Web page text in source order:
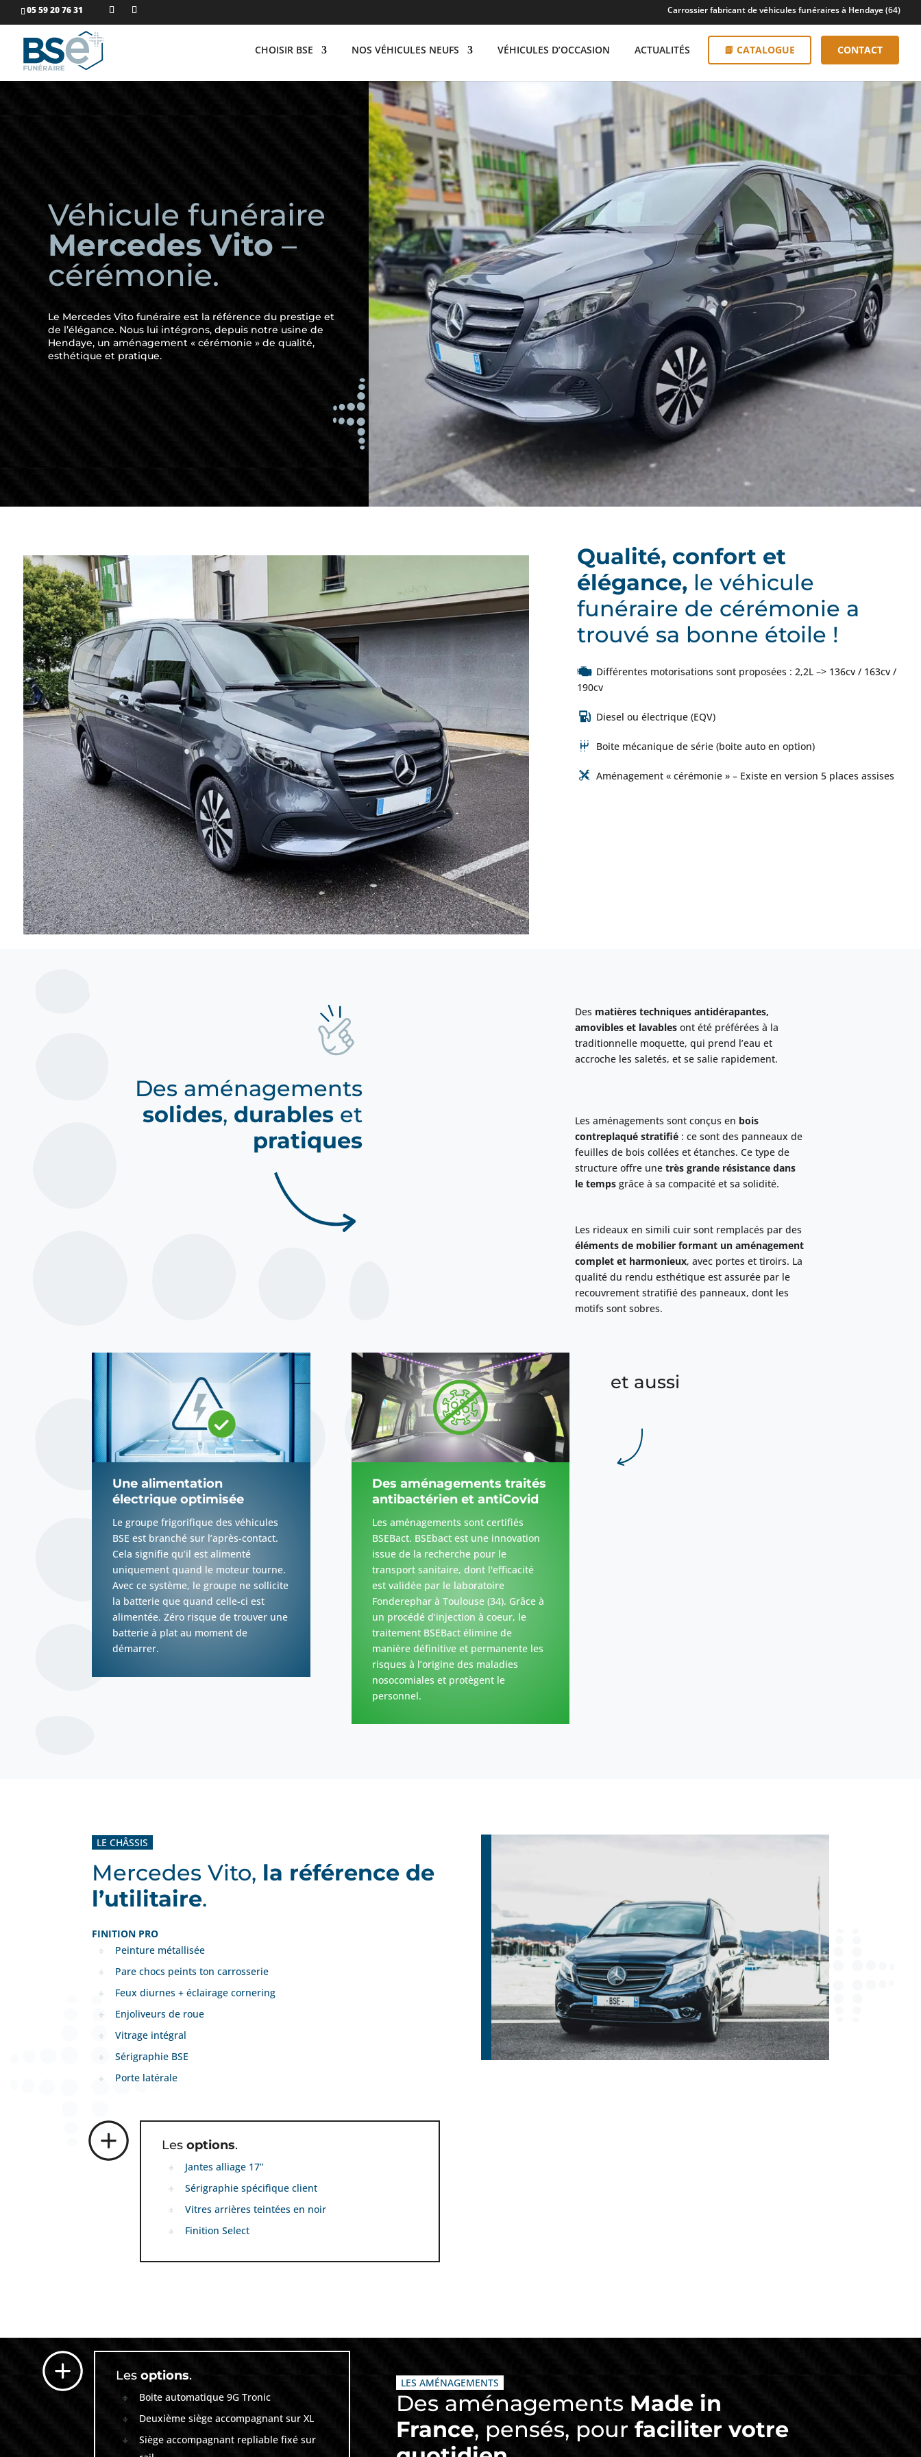
05 59 20 76 31 Carrossier fabricant de véhicules funéraires à Hendaye (64)
CHOISIR BSE NOS VÉHICULES NEUFS VÉHICULES D’OCCASION ACTUALITÉS 📘 CATALOGUE CONTACT
Véhicule funéraire
Mercedes Vito –
cérémonie.
Le Mercedes Vito funéraire est la référence du prestige et
de l’élégance. Nous lui intégrons, depuis notre usine de
Hendaye, un aménagement « cérémonie » de qualité,
esthétique et pratique.
Qualité, confort et
élégance,le véhicule
funéraire de cérémonie a
trouvé sa bonne étoile !
Différentes motorisations sont proposées : 2,2L –> 136cv / 163cv /
190cv
Diesel ou électrique (EQV)
Boite mécanique de série (boite auto en option)
Aménagement « cérémonie » – Existe en version 5 places assises
Des aménagements
solides, durables et
pratiques
Des matières techniques antidérapantes,
amovibles et lavablesont été préférées à la
traditionnelle moquette, qui prend l’eau et
accroche les saletés, et se salie rapidement.
Les aménagements sont conçus en bois
contreplaqué stratifié: ce sont des panneaux de
feuilles de bois collées et étanches. Ce type de
structure offre une très grande résistance dans
le tempsgrâce à sa compacité et sa solidité.
Les rideaux en simili cuir sont remplacés par des
éléments de mobilier formant un aménagement
complet et harmonieux, avec portes et tiroirs. La
qualité du rendu esthétique est assurée par le
recouvrement stratifié des panneaux, dont les
motifs sont sobres.
Une alimentation
électrique optimisée
Le groupe frigorifique des véhicules
BSE est branché sur l’après-contact.
Cela signifie qu’il est alimenté
uniquement quand le moteur tourne.
Avec ce système, le groupe ne sollicite
la batterie que quand celle-ci est
alimentée. Zéro risque de trouver une
batterie à plat au moment de
démarrer.
Des aménagements traités
antibactérien et antiCovid
Les aménagements sont certifiés
BSEBact. BSEbact est une innovation
issue de la recherche pour le
transport sanitaire, dont l'efficacité
est validée par le laboratoire
Fonderephar à Toulouse (34). Grâce à
un procédé d’injection à coeur, le
traitement BSEBact élimine de
manière définitive et permanente les
risques à l’origine des maladies
nosocomiales et protègent le
personnel.
et aussi
LE CHÂSSIS
Mercedes Vito, la référence de
l’utilitaire.
FINITION PRO
Peinture métallisée
Pare chocs peints ton carrosserie
Feux diurnes + éclairage cornering
Enjoliveurs de roue
Vitrage intégral
Sérigraphie BSE
Porte latérale
Lesoptions.
Jantes alliage 17’’
Sérigraphie spécifique client
Vitres arrières teintées en noir
Finition Select
Lesoptions.
Boite automatique 9G Tronic
Deuxième siège accompagnant sur XL
Siège accompagnant repliable fixé sur
LES AMÉNAGEMENTS
Des aménagements Made in
France, pensés, pour faciliter votre